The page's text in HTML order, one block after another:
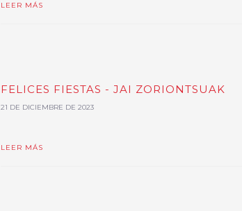
LEER MÁS
FELICES FIESTAS - JAI ZORIONTSUAK
21 DE DICIEMBRE DE 2023
LEER MÁS